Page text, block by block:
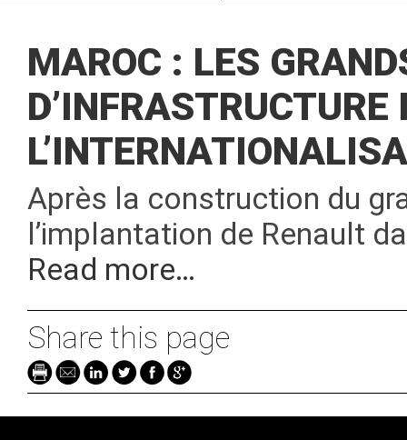
MAROC : LES
D’INFRASTRUCTURE
Après la construction du
l’implantation de Renault
Read more…
Share this page